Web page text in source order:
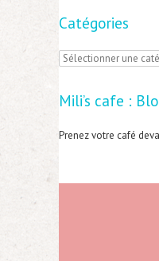
Catégories
C
t
é
o
Mili’s cafe :
Prenez votre café